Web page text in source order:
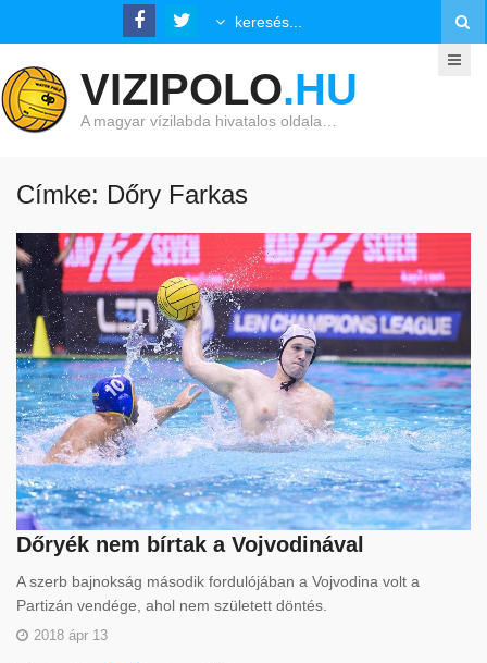
VIZIPOLO.HU
A magyar vízilabda hivatalos oldala…
Címke: Dőry Farkas
Dőryék nem bírtak a Vojvodinával
A szerb bajnokság második fordulójában a Vojvodina volt a
Partizán vendége, ahol nem született döntés.
2018 ápr 13